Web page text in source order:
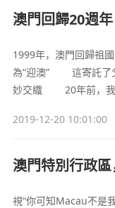
澳門回歸20週
1999年，澳門回歸
為“迎澳” 這寄託了父母的美好祝願，也是個人與國家命運的奇
妙交織 20年前
2019-12-20 10:01:00
澳門特別行政區
視“你可知Macau不是